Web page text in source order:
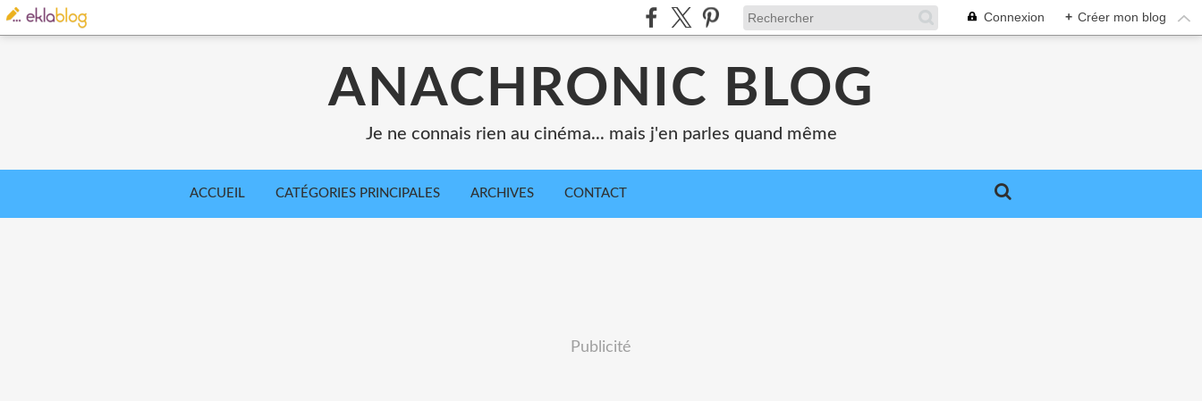
Connexion + Créer mon blog
ANACHRONIC BLOG
Je ne connais rien au cinéma... mais j'en parles quand même
ACCUEIL CATÉGORIES PRINCIPALES ARCHIVES CONTACT
Publicité